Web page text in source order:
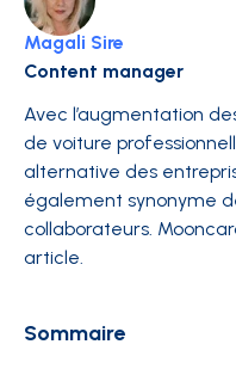
Magali Sire
Content manager
Avec l’augmentation
de voiture
alternative des
également synonyme
collaborateurs.
article.
Sommaire